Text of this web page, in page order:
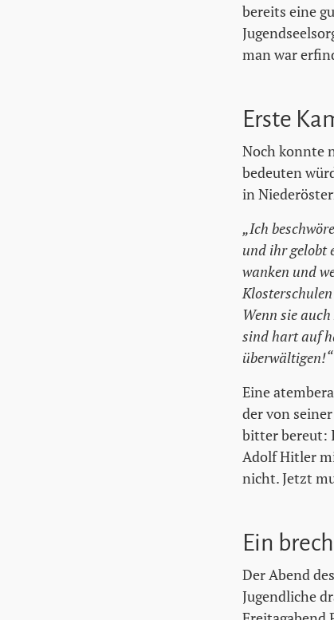
bereits eine
man war
Erste
Noch konnte
bedeuten
in
„Ich
und ihr gelobt
wanken und
Wenn sie
sind hart auf
überwältigen!“
Eine
der von
bitter bereut:
Adolf Hitler
nicht. Jetzt
Ein
Der Abend
Jugendliche